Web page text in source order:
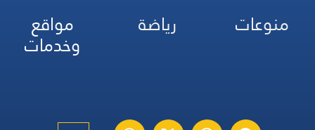
منوعات
رياضة مواقع
وخدمات